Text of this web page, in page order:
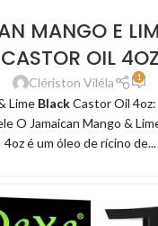
MANGO E
CASTOR OIL 4OZ
Clériston Viléla 1
Lime BlackCastor Oil
O Jamaican Mango &
4oz é um óleo de rícino de...